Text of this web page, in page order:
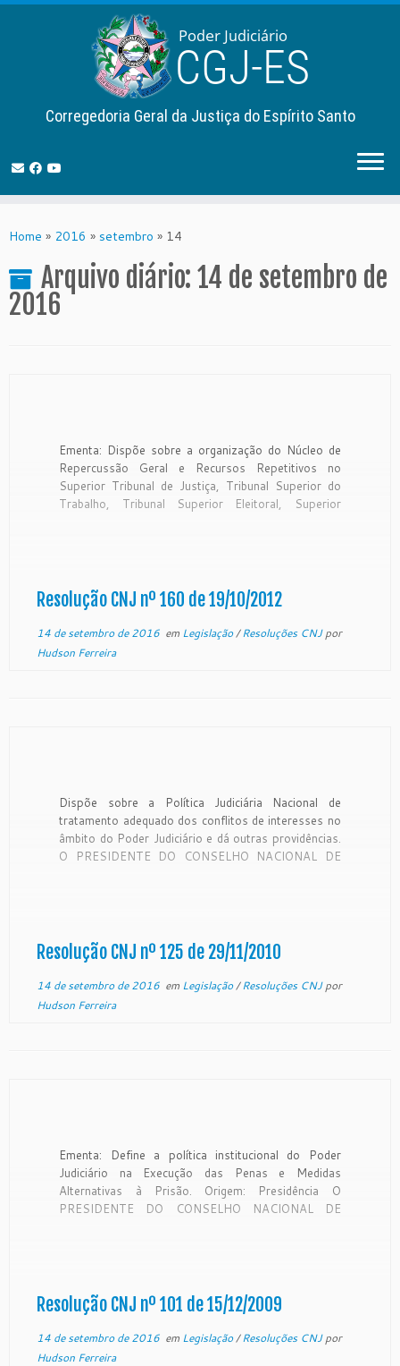
to
Corregedoria Geral da Justiça do Espírito Santo
Home » 2016 » setembro » 14
Arquivo diário: 14 de setembro de
2016
Ementa: Dispõe sobre a organização do Núcleo de
Repercussão Geral e Recursos Repetitivos no
Superior Tribunal de Justiça, Tribunal Superior do
Trabalho, Tribunal Superior Eleitoral, Superior
Resolução CNJ nº 160 de 19/10/2012
14 de setembro de 2016em Legislação/Resoluções CNJpor
Hudson Ferreira
Dispõe sobre a Política Judiciária Nacional de
tratamento adequado dos conflitos de interesses no
âmbito do Poder Judiciário e dá outras providências.
O PRESIDENTE DO CONSELHO NACIONAL DE
Resolução CNJ nº 125 de 29/11/2010
14 de setembro de 2016em Legislação/Resoluções CNJpor
Hudson Ferreira
Ementa: Define a política institucional do Poder
Judiciário na Execução das Penas e Medidas
Alternativas à Prisão. Origem: Presidência O
PRESIDENTE DO CONSELHO NACIONAL DE
Resolução CNJ nº 101 de 15/12/2009
14 de setembro de 2016em Legislação/Resoluções CNJpor
Hudson Ferreira